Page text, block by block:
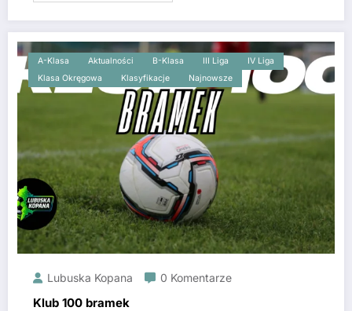
A-Klasa Aktualności B-Klasa III Liga
IV Liga
Klasa Okręgowa
Klasyfikacje Najnowsze
Lubuska Kopana 0 Komentarze
Klub 100 bramek